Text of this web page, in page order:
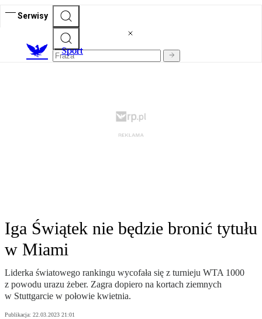
Serwisy
Sport
Iga Świątek nie będzie bronić tytułu
w Miami
Liderka światowego rankingu wycofała się z turnieju WTA 1000
z powodu urazu żeber. Zagra dopiero na kortach ziemnych
w Stuttgarcie w połowie kwietnia.
Publikacja: 22.03.2023 21:01